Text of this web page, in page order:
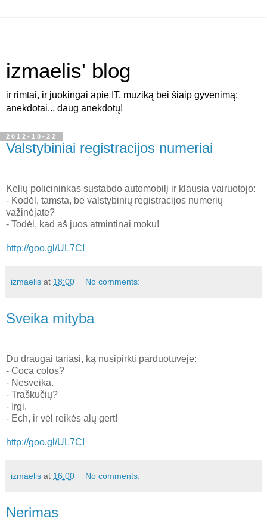
izmaelis' blog
ir rimtai, ir juokingai apie IT, muziką bei šiaip gyvenimą;
anekdotai... daug anekdotų!
2012-10-22
Valstybiniai registracijos numeriai
Kelių policininkas sustabdo automobilį ir klausia vairuotojo:
- Kodėl, tamsta, be valstybinių registracijos numerių
važinėjate?
- Todėl, kad aš juos atmintinai moku!
http://goo.gl/UL7CI
izmaelis at 18:00 No comments:
Sveika mityba
Du draugai tariasi, ką nusipirkti parduotuvėje:
- Coca colos?
- Nesveika.
- Traškučių?
- Irgi.
- Ech, ir vėl reikės alų gert!
http://goo.gl/UL7CI
izmaelis at 16:00 No comments:
Nerimas